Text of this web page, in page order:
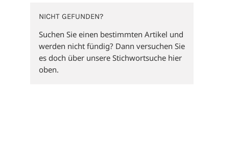
NICHT GEFUNDEN?
Suchen Sie einen bestimmten Artikel und
werden nicht fündig? Dann versuchen Sie
es doch über unsere Stichwortsuche hier
oben.